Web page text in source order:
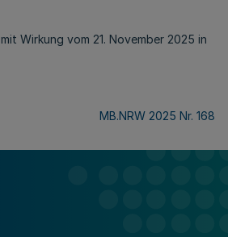
Wirkung vom 21. November 2025 in
MB.NRW 2025 Nr. 168